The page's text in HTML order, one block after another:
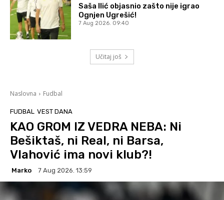
Saša Ilić objasnio zašto nije igrao
Ognjen Ugrešić!
7 Aug 2026. 09:40
Učitaj još